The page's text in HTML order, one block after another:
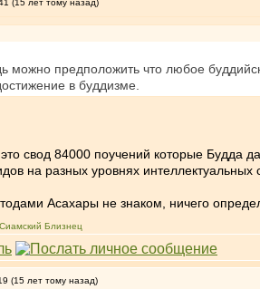
(15 лет тому назад)
можно предположить что любое
в буддизме.
свод 84000 поучений которые Будда
на разных уровнях
Асахары не знаком, ничего
Сиамский Близнец
(15 лет тому назад)